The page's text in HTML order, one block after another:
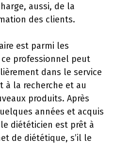
aussi, de la
des clients.
est parmi les
professionnel peut
dans le service
la recherche et au
produits. Après
années et acquis
diététicien est prêt à
de diététique, s’il le